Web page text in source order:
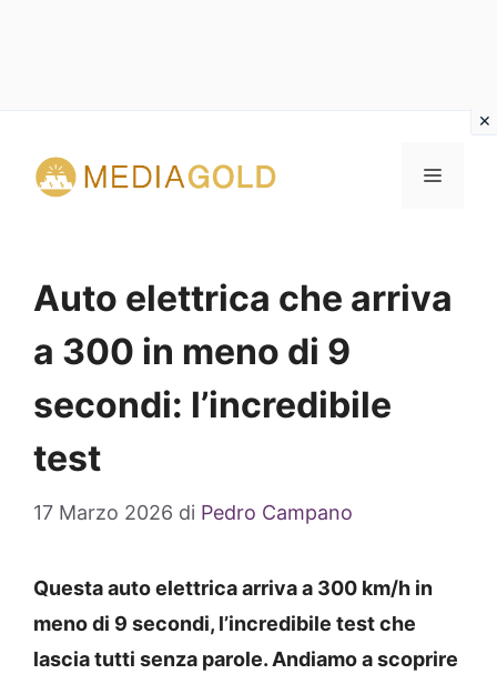
contenuto
MENU
Auto elettrica che arriva
a 300 in meno di 9
secondi: l’incredibile
test
17 Marzo 2026 di Pedro Campano
Questa auto elettrica arriva a 300 km/h in
meno di 9 secondi, l’incredibile test che
lascia tutti senza parole. Andiamo a scoprire